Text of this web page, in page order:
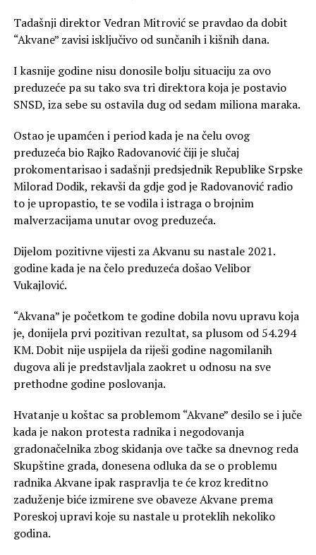
Tadašnji direktor Vedran Mitrović se pravdao da dobit
“Akvane” zavisi isključivo od sunčanih i kišnih dana.
I kasnije godine nisu donosile bolju situaciju za ovo
preduzeće pa su tako sva tri direktora koja je postavio
SNSD, iza sebe su ostavila dug od sedam miliona maraka.
Ostao je upamćen i period kada je na čelu ovog
preduzeća bio Rajko Radovanović čiji je slučaj
prokomentarisao i sadašnji predsjednik Republike Srpske
Milorad Dodik, rekavši da gdje god je Radovanović radio
to je upropastio, te se vodila i istraga o brojnim
malverzacijama unutar ovog preduzeća.
Dijelom pozitivne vijesti za Akvanu su nastale 2021.
godine kada je na čelo preduzeća došao Velibor
Vukajlović.
“Akvana” je početkom te godine dobila novu upravu koja
je, donijela prvi pozitivan rezultat, sa plusom od 54.294
KM. Dobit nije uspijela da riješi godine nagomilanih
dugova ali je predstavljala zaokret u odnosu na sve
prethodne godine poslovanja.
Hvatanje u koštac sa problemom “Akvane” desilo se i juče
kada je nakon protesta radnika i negodovanja
gradonačelnika zbog skidanja ove tačke sa dnevnog reda
Skupštine grada, donesena odluka da se o problemu
radnika Akvane ipak raspravlja te će kroz kreditno
zaduženje biće izmirene sve obaveze Akvane prema
Poreskoj upravi koje su nastale u proteklih nekoliko
godina.